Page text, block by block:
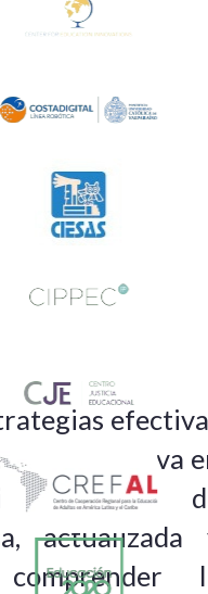
educativa
requiere
actualizada